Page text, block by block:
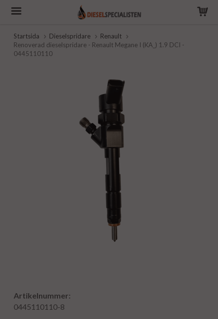
Startsida Dieselspridare
Renault
Renoverad dieselspridare - Renault Megane I (KA_) 1.9 DCI -
0445110110
Artikelnummer:
0445110110-8